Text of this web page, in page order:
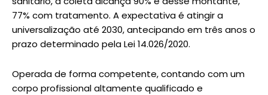
77% com tratamento. A expectativa é atingir a
universalização até 2030, antecipando em três anos o
prazo determinado pela Lei 14.026/2020.
Operada de forma competente, contando com um
corpo profissional altamente qualificado e